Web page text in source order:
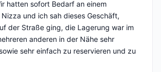
hatten sofort Bedarf an einem
und ich sah dieses Geschäft,
der Straße ging, die Lagerung war im
anderen in der Nähe sehr
sehr einfach zu reservieren und zu